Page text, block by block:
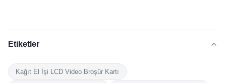
Etiketler
Kağıt El İşi LCD Video Broşür Kartı